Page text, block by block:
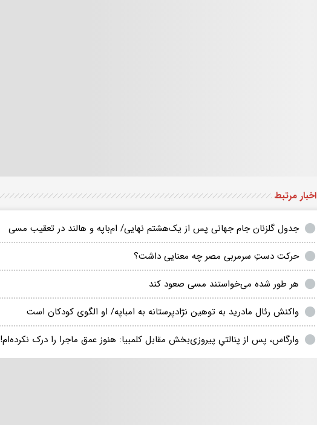
اخبار مرتبط
جدول گلزنان جام جهانی پس از یک‌هشتم نهایی/ ام‌باپه و هالند در تعقیب مسی
حرکت دستِ سرمربی مصر چه معنایی داشت؟
هر طور شده می‌خواستند مسی صعود کند
واکنش رئال مادرید به توهین نژادپرستانه به امباپه/ او الگوی کودکان است
وارگاس، پس از پنالتیِ پیروزی‌بخش مقابل کلمبیا: هنوز عمق ماجرا را درک‌ نکرده‌ام!